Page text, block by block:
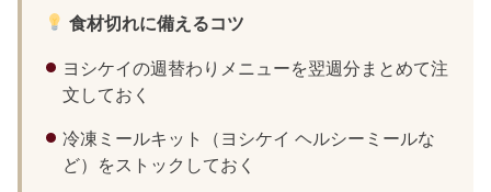
食材切れに備えるコツ
ヨシケイの週替わりメニューを翌週分まとめて注
文しておく
冷凍ミールキット（ヨシケイ ヘルシーミールな
ど）をストックしておく